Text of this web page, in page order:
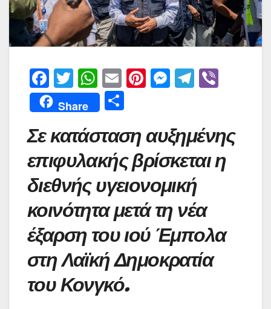
F
a
c
e
b
o
o
k
T
w
itt
er
W
h
at
s
A
p
p
E
m
ai
l
Pi
e
st
M
s
e
n
g
er
T
gr
a
m
Share
ρ
α
σ
τε
ίτ
ε
Σε κατάσταση αυξημένης
επιφυλακής βρίσκεται η
διεθνής υγειονομική
κοινότητα μετά τη νέα
έξαρση του ιού Έμπολα
στη Λαϊκή Δημοκρατία
του Κονγκό.